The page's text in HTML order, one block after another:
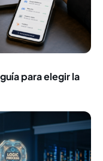
para elegir la